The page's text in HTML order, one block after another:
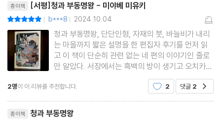
종이책 [서평]청과 부동명왕 - 미야베 미유키
| b***8 | 2024.10.04
청과 부동명왕, 단단인형, 자재의 붓, 바늘비가 내리
는 마을까지 짧은 설명을 한 편집자 후기를 먼저 읽
고 이 책이 단순히 관련 없는 네 편의 이야기인 줄로
만 알았다. 서장에서는 흑백의 방이 생기고 오치카에
이어 도미지로에 이르기까지 간단한 역사를 설명해
준다. 그렇다. 이것은 두번째 청자를 맡은 도미지로
가 들은 이야기들이다. 전하는 사람은 각각 다를지라
도 말이다. 이번에는
2명이 이 리뷰를 추천합니다. 2 댓글 2
종이책 청과 부동명왕